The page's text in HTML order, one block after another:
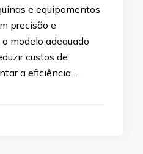
e equipamentos
precisão e
modelo adequado
custos de
a eficiência …